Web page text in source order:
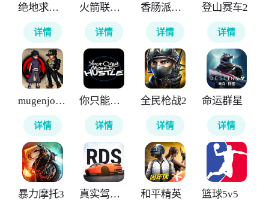
绝地求生印度版
详情
火箭联盟极限汽车赛
详情
香肠派对国际服
详情
登山赛车2
详情
mugenjojo像素版
详情
你只能推搡
详情
全民枪战2
详情
命运群星
详情
暴力摩托3 真实驾驶学校 和平精英 篮球5v5